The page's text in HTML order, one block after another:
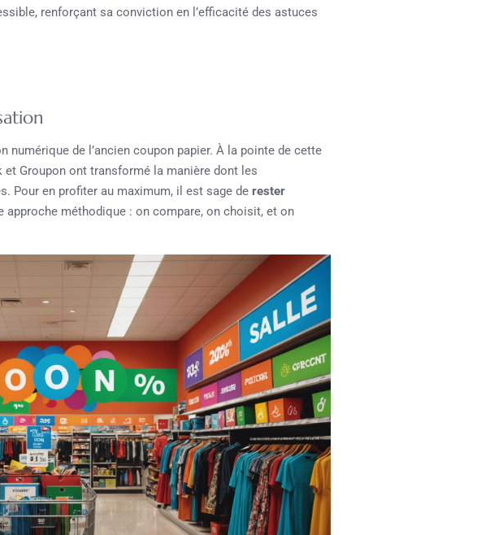
renforçant sa conviction en l’efficacité des astuces
numérique de l’ancien coupon papier. À la pointe de cette
Groupon ont transformé la manière dont les
Pour en profiter au maximum, il est sage de rester
approche méthodique : on compare, on choisit, et on